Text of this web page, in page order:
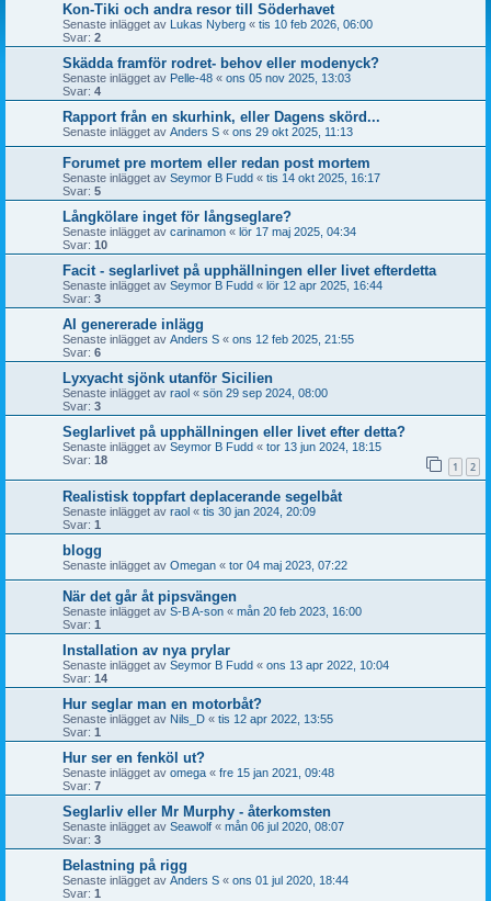
Kon-Tiki och andra resor till Söderhavet
Senaste inlägget av Lukas Nyberg « tis 10 feb 2026, 06:00
Svar: 2
Skädda framför rodret- behov eller modenyck?
Senaste inlägget av Pelle-48 « ons 05 nov 2025, 13:03
Svar: 4
Rapport från en skurhink, eller Dagens skörd...
Senaste inlägget av Anders S « ons 29 okt 2025, 11:13
Forumet pre mortem eller redan post mortem
Senaste inlägget av Seymor B Fudd « tis 14 okt 2025, 16:17
Svar: 5
Långkölare inget för långseglare?
Senaste inlägget av carinamon « lör 17 maj 2025, 04:34
Svar: 10
Facit - seglarlivet på upphällningen eller livet efterdetta
Senaste inlägget av Seymor B Fudd « lör 12 apr 2025, 16:44
Svar: 3
AI genererade inlägg
Senaste inlägget av Anders S « ons 12 feb 2025, 21:55
Svar: 6
Lyxyacht sjönk utanför Sicilien
Senaste inlägget av raol « sön 29 sep 2024, 08:00
Svar: 3
Seglarlivet på upphällningen eller livet efter detta?
Senaste inlägget av Seymor B Fudd « tor 13 jun 2024, 18:15
Svar: 18 1 2
Realistisk toppfart deplacerande segelbåt
Senaste inlägget av raol « tis 30 jan 2024, 20:09
Svar: 1
blogg
Senaste inlägget av Omegan « tor 04 maj 2023, 07:22
När det går åt pipsvängen
Senaste inlägget av S-B A-son « mån 20 feb 2023, 16:00
Svar: 1
Installation av nya prylar
Senaste inlägget av Seymor B Fudd « ons 13 apr 2022, 10:04
Svar: 14
Hur seglar man en motorbåt?
Senaste inlägget av Nils_D « tis 12 apr 2022, 13:55
Svar: 1
Hur ser en fenköl ut?
Senaste inlägget av omega « fre 15 jan 2021, 09:48
Svar: 7
Seglarliv eller Mr Murphy - återkomsten
Senaste inlägget av Seawolf « mån 06 jul 2020, 08:07
Svar: 3
Belastning på rigg
Senaste inlägget av Anders S « ons 01 jul 2020, 18:44
Svar: 1